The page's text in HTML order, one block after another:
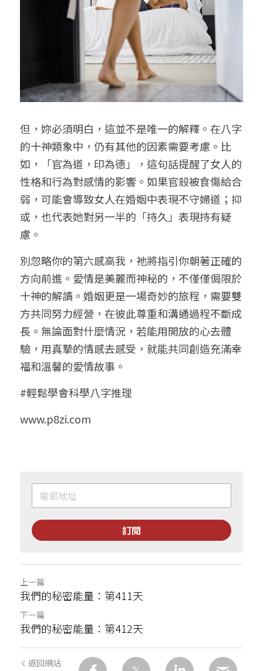
但，妳必須明白，這並不是唯一的解釋。在八字
的十神類象中，仍有其他的因素需要考慮。比
如，「官為道，印為德」，這句話提醒了女人的
性格和行為對感情的影響。如果官殺被食傷給合
弱，可能會導致女人在婚姻中表現不守婦道；抑
或，也代表她對另一半的「持久」表現持有疑
慮。
別忽略你的第六感高我，祂將指引你朝著正確的
方向前進。愛情是美麗而神秘的，不僅僅侷限於
十神的解讀。婚姻更是一場奇妙的旅程，需要雙
方共同努力經營，在彼此尊重和溝通過程不斷成
長。無論面對什麼情況，若能用開放的心去體
驗，用真摯的情感去感受，就能共同創造充滿幸
福和溫馨的愛情故事。
#輕鬆學會科學八字推理
www.p8zi.com
訂閱
上一篇
我們的秘密能量：第411天
下一篇
我們的秘密能量：第412天
返回網站